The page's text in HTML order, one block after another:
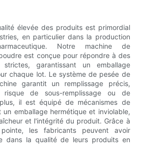
élevée des produits est primordial
en particulier dans la production
Notre machine de
est conçue pour répondre à des
garantissant un emballage
chaque lot. Le système de pesée de
garantit un remplissage précis,
risque de sous-remplissage ou de
il est équipé de mécanismes de
un emballage hermétique et inviolable,
et l'intégrité du produit. Grâce à
les fabricants peuvent avoir
dans la qualité de leurs produits en